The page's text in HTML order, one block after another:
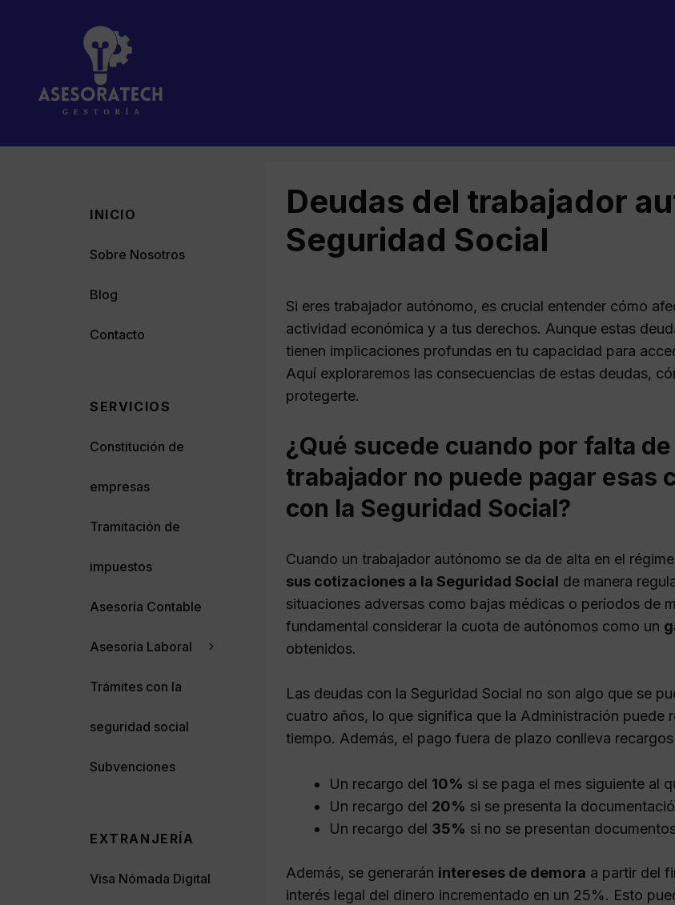
Deudas del trabajador
Seguridad Social
Si eres trabajador autónomo, es crucial entender cómo
actividad económica y a tus derechos. Aunque estas
tienen implicaciones profundas en tu capacidad para
Aquí exploraremos las consecuencias de estas deudas,
protegerte.
¿Qué sucede cuando por falta
trabajador no puede pagar esas
con la Seguridad Social?
Cuando un trabajador autónomo se da de alta en el
sus cotizaciones a la Seguridad Social de manera
situaciones adversas como bajas médicas o períodos de
fundamental considerar la cuota de autónomos como un
obtenidos.
Las deudas con la Seguridad Social no son algo que se
cuatro años, lo que significa que la Administración puede
tiempo. Además, el pago fuera de plazo conlleva
Un recargo del 10% si se paga el mes siguiente al
Un recargo del 20% si se presenta la
Un recargo del 35% si no se presentan
Además, se generarán intereses de demora a partir del
interés legal del dinero incrementado en un 25%. Esto
INICIO
Sobre Nosotros
Blog
Contacto
SERVICIOS
Constitución de
empresas
Tramitación de
impuestos
Asesoría Contable
Asesoría Laboral
Trámites con la
seguridad social
Subvenciones
EXTRANJERÍA
Visa Nómada Digital